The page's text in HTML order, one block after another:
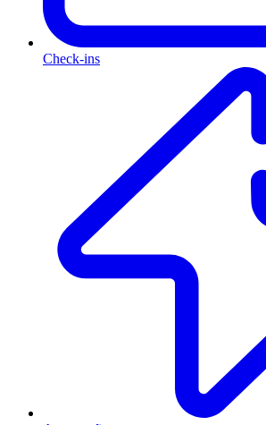
Check-ins